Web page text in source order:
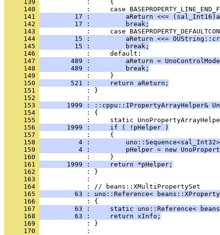
     139
     140
     141
17 :         aReturn <<=
     142
         17 :         break;
     143
     144
15 :         aReturn <<=
     145
         15 :         break;
     146
     147
489 :         aReturn =
     148
        489 :         break;
     149
     150
        521 :     return aReturn;
     151
            : }
     152
     153
1999 : ::cppu::IPropertyArrayHelper&
     154
     155
     156
       1999 :     if ( !pHelper )
     157
     158
4 :
     159
4 :         pHelper = new
     160
     161
       1999 :     return *pHelper;
     162
     163
            :
     164
     165
63 : uno::Reference<
     166
     167
63 :     static uno::Reference<
     168
         63 :     return xInfo;
     169
     170
            :